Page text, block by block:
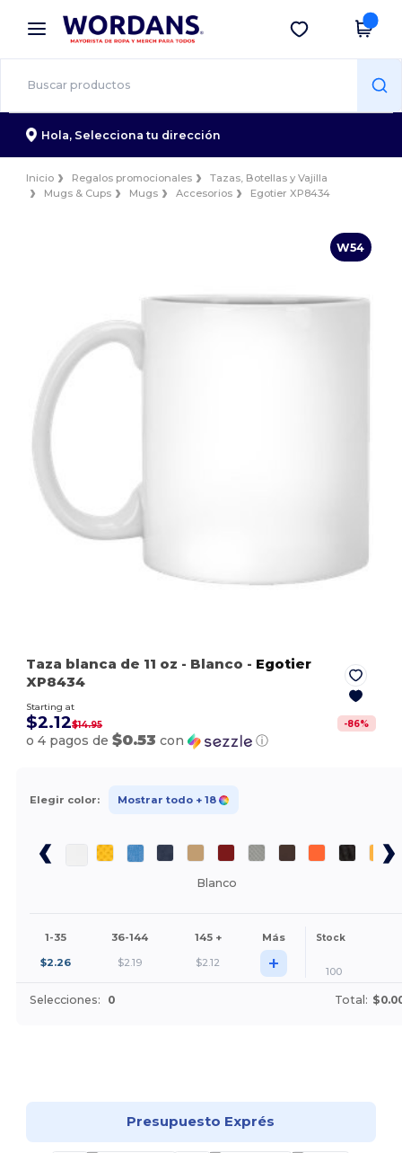
× App de Wordans
¡Mejores precios en app!
Descargar app
Hola, Selecciona tu dirección
Inicio Regalos promocionales
Tazas, Botellas y Vajilla
Mugs & Cups
Mugs Accesorios Egotier XP8434
W54
Taza blanca de 11 oz - Blanco - Egotier
XP8434
Starting at
$2.12$14.95 -86%
o 4 pagos de$0.53 con ⓘ
Elegir color: Mostrar todo + 18
Blanco
1-35 36-144 145 + Más Stock
$2.26 $2.19 $2.12 + 100
Selecciones: 0 Total:
Presupuesto Exprés